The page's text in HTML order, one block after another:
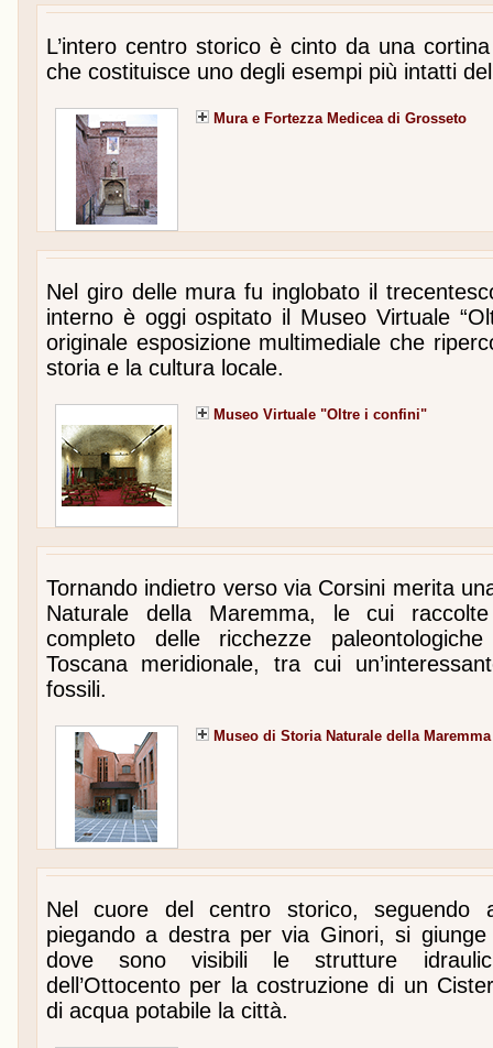
L’intero centro storico è cinto da una
che costituisce uno degli esempi più intatti
Mura e Fortezza Medicea di Grosseto
Nel giro delle mura fu inglobato il
interno è oggi ospitato il Museo Virtuale
originale esposizione multimediale che
storia e la cultura locale.
Museo Virtuale "Oltre i confini"
Tornando indietro verso via Corsini merita
Naturale della Maremma, le cui
completo delle ricchezze
Toscana meridionale, tra cui
fossili.
Museo di Storia Naturale della Maremma
Nel cuore del centro storico, seguendo
piegando a destra per via Ginori, si
dove sono visibili le strutture
dell’Ottocento per la costruzione di un
di acqua potabile la città.